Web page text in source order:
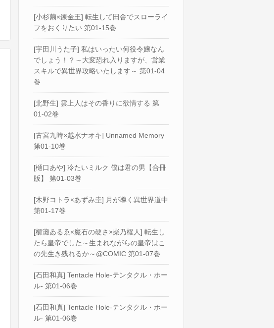
[小杉繭×錬金王] 転生して田舎でスローライ
フをおくりたい 第01-15巻
[宇田川うた子] 私はいったい何役令嬢なん
でしょう！？～大変恐れ入りますが、営業
スキルで異世界攻略いたします～ 第01-04
巻
[北野生] 雲上人はその香りに欲情する 第
01-02巻
[古宮九時×越水ナオキ] Unnamed Memory
第01-10巻
[樋口あや] 冷たいミルク 僕は君の男【合冊
版】 第01-03巻
[木野コトラ×あずみ圭] 月が導く異世界道中
第01-17巻
[櫛灘ゐるゑ×魔石の硬さ×柴乃櫂人] 転生し
たら皇帝でした～生まれながらの皇帝はこ
の先生き残れるか～@COMIC 第01-07巻
[石田和真] Tentacle Hole-テンタクル・ホー
ル- 第01-06巻
[石田和真] Tentacle Hole-テンタクル・ホー
ル- 第01-06巻